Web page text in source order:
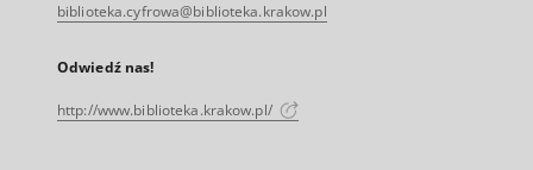
biblioteka.cyfrowa@biblioteka.krakow.pl
Odwiedź nas!
http://www.biblioteka.krakow.pl/